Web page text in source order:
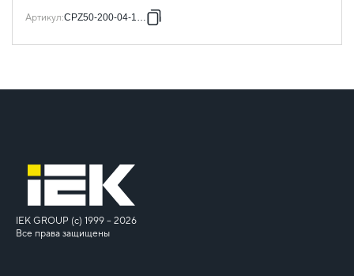
Артикул:CPZ50-200-04-1-06
IEK GROUP (c) 1999 – 2026
Все права защищены